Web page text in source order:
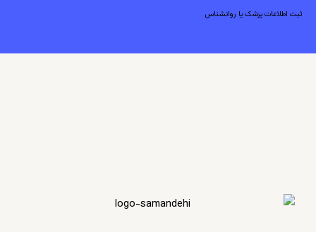
ثبت اطلاعات پزشک یا روانشناس